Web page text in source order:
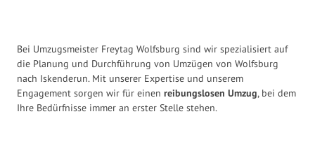
Bei Umzugsmeister Freytag Wolfsburg sind wir spezialisiert auf
die Planung und Durchführung von Umzügen von Wolfsburg
nach Iskenderun. Mit unserer Expertise und unserem
Engagement sorgen wir für einen reibungslosen Umzug, bei dem
Ihre Bedürfnisse immer an erster Stelle stehen.